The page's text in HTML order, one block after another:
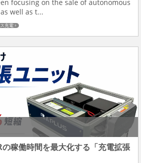
focusing on the sale of autonomous
well as t...
充電
の稼働時間を最⼤化する「充電拡張